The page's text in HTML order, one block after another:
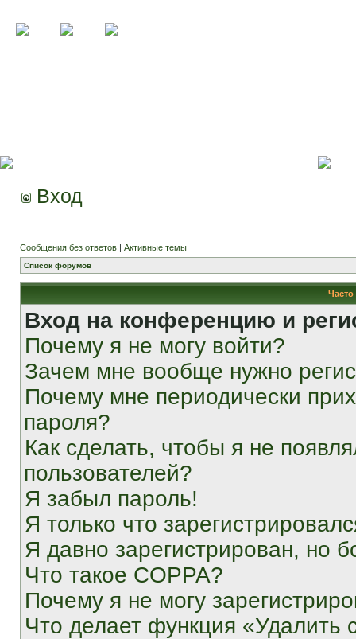
Вход
Сообщения без ответов | Активные темы
Список форумов
Вход на конференцию и
Почему я не могу войти?
Зачем мне вообще нужно
Почему мне периодически
пароля?
Как сделать, чтобы я не
пользователей?
Я забыл пароль!
Я только что
Я давно зарегистрирован, но
Что такое COPPA?
Почему я не могу
Что делает функция «Удалить